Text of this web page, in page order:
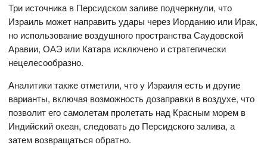
Три источника в Персидском заливе подчеркнули, что
Израиль может направить удары через Иорданию или Ирак,
но использование воздушного пространства Саудовской
Аравии, ОАЭ или Катара исключено и стратегически
нецелесообразно.
Аналитики также отметили, что у Израиля есть и другие
варианты, включая возможность дозаправки в воздухе, что
позволит его самолетам пролетать над Красным морем в
Индийский океан, следовать до Персидского залива, а
затем возвращаться обратно.